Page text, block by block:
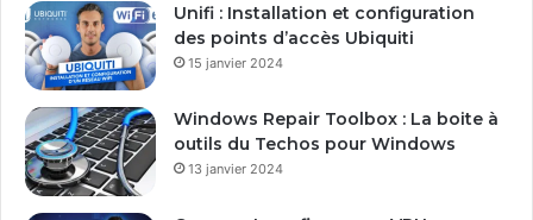
m
a
Unifi : Installation et configuration
des points d’accès Ubiquiti
15 janvier 2024
Windows Repair Toolbox : La boite à
outils du Techos pour Windows
13 janvier 2024